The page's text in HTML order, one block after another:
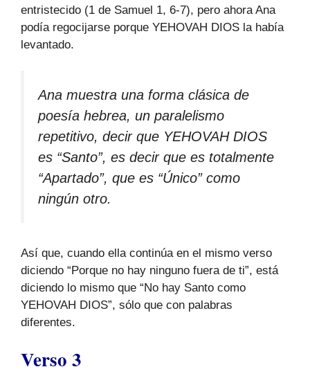
entristecido (1 de Samuel 1, 6-7), pero ahora Ana
podía regocijarse porque YEHOVAH DIOS la había
levantado.
Ana muestra una forma clásica de
poesía hebrea, un paralelismo
repetitivo, decir que YEHOVAH DIOS
es “Santo”, es decir que es totalmente
“Apartado”, que es “Único” como
ningún otro.
Así que, cuando ella continúa en el mismo verso
diciendo “Porque no hay ninguno fuera de ti”, está
diciendo lo mismo que “No hay Santo como
YEHOVAH DIOS”, sólo que con palabras
diferentes.
Verso 3